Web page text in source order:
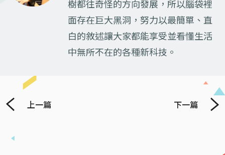
樹都往奇怪的方向發展，所以腦袋裡
面存在巨大黑洞，努力以最簡單、直
白的敘述讓大家都能享受並看懂生活
中無所不在的各種新科技。
上一篇 下一篇